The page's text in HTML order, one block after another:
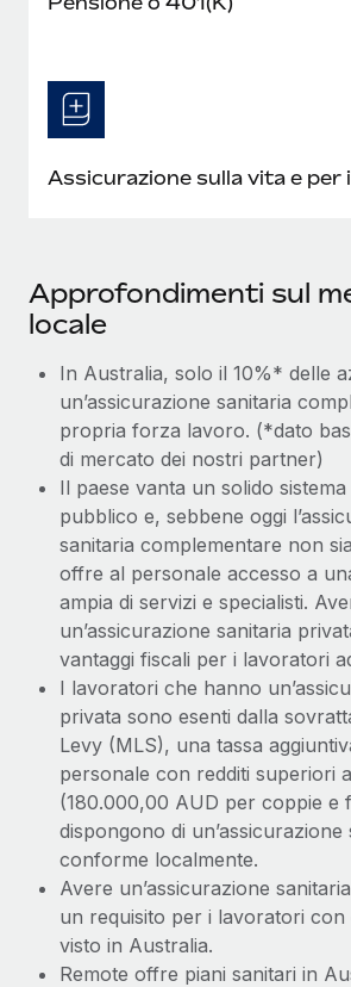
Assicurazione sulla vita e per
Approfondimenti sul
locale
In Australia, solo il 10%* delle
un’assicurazione sanitaria
propria forza lavoro. (*dato
di mercato dei nostri partner)
Il paese vanta un solido
pubblico e, sebbene oggi
sanitaria complementare non
offre al personale accesso a
ampia di servizi e specialisti.
un’assicurazione sanitaria
vantaggi fiscali per i lavoratori
I lavoratori che hanno
privata sono esenti dalla
Levy (MLS), una tassa
personale con redditi superiori
(180.000,00 AUD per coppie e
dispongono di
conforme localmente.
Avere un’assicurazione
un requisito per i lavoratori con
visto in Australia.
Remote offre piani sanitari in